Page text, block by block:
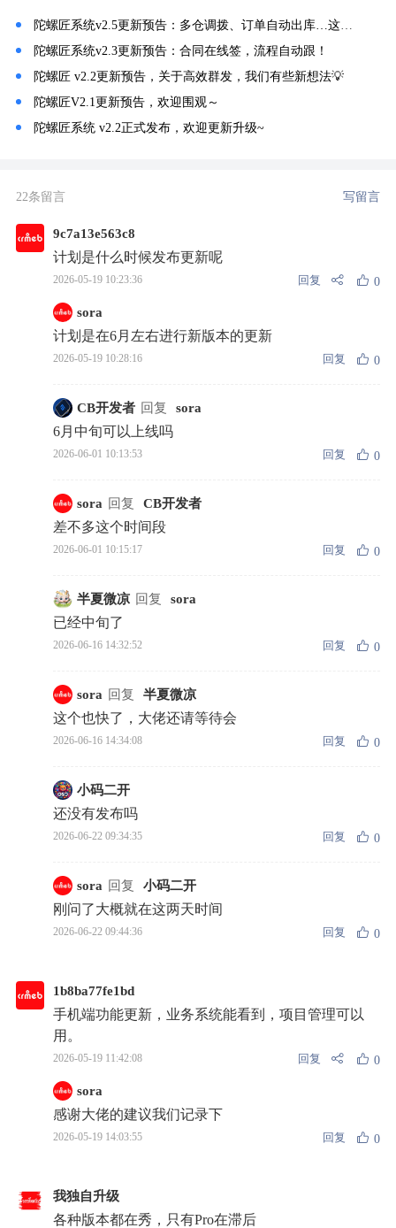
陀螺匠系统v2.5更新预告：多仓调拨、订单自动出库…这个仓储管理太硬核了！
陀螺匠系统v2.3更新预告：合同在线签，流程自动跟！
陀螺匠 v2.2更新预告，关于高效群发，我们有些新想法💡
陀螺匠V2.1更新预告，欢迎围观～
陀螺匠系统 v2.2正式发布，欢迎更新升级~
22条留言 写留言
9c7a13e563c8
计划是什么时候发布更新呢
2026-05-19 10:23:36 回复 0
sora
计划是在6月左右进行新版本的更新
2026-05-19 10:28:16 回复 0
CB开发者 回复 sora
6月中旬可以上线吗
2026-06-01 10:13:53 回复 0
sora 回复 CB开发者
差不多这个时间段
2026-06-01 10:15:17 回复 0
半夏微凉 回复 sora
已经中旬了
2026-06-16 14:32:52 回复 0
sora 回复 半夏微凉
这个也快了，大佬还请等待会
2026-06-16 14:34:08 回复 0
小码二开
还没有发布吗
2026-06-22 09:34:35 回复 0
sora 回复 小码二开
刚问了大概就在这两天时间
2026-06-22 09:44:36 回复 0
1b8ba77fe1bd
手机端功能更新，业务系统能看到，项目管理可以
用。
2026-05-19 11:42:08 回复 0
sora
感谢大佬的建议我们记录下
2026-05-19 14:03:55 回复 0
我独自升级
各种版本都在秀，只有Pro在滞后